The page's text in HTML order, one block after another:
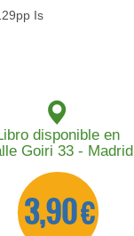
Is
disponible en
Goiri 33 - Madrid
3,90 €